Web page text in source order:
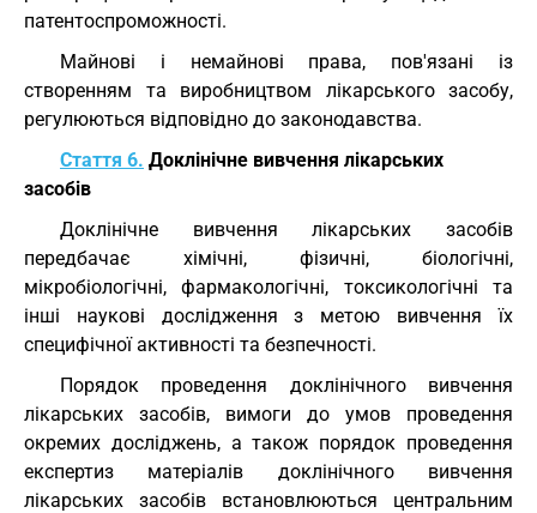
патентоспроможності.
Майнові і немайнові права, пов'язані із
створенням та виробництвом лікарського засобу,
регулюються відповідно до законодавства.
Стаття 6. Доклінічне вивчення лікарських
засобів
Доклінічне вивчення лікарських засобів
передбачає хімічні, фізичні, біологічні,
мікробіологічні, фармакологічні, токсикологічні та
інші наукові дослідження з метою вивчення їх
специфічної активності та безпечності.
Порядок проведення доклінічного вивчення
лікарських засобів, вимоги до умов проведення
окремих досліджень, а також порядок проведення
експертиз матеріалів доклінічного вивчення
лікарських засобів встановлюються центральним